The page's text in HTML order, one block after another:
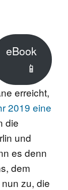
eBook
📱
erreicht,
2019 eine
die
und
es denn
dem
zu, die